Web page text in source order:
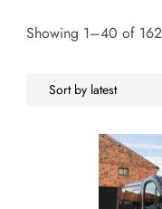
Showing 1–40 of